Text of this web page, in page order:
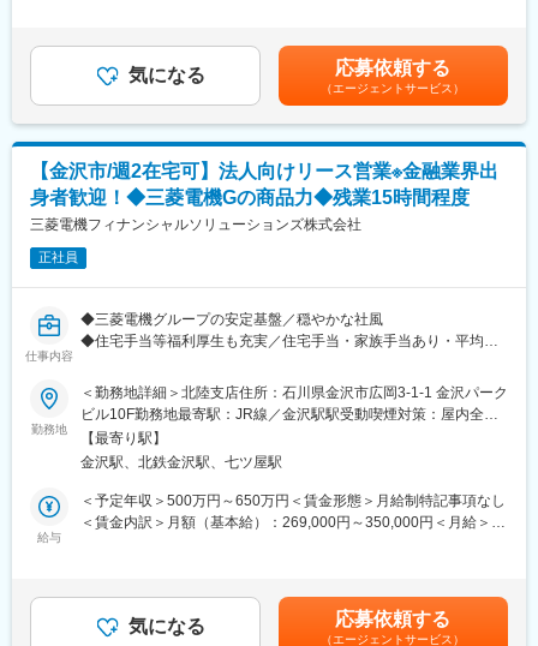
【働きやすい職場環境】
始業時間は業務に応じて調整可能で、イベントに合わせて遅めに
出社するなど、自身のスケジュールを管理しながら働けます。
面接日程やイベントの開催日によっては土日に出勤有（頻度は月1
度程度）その場合には平日に代休を取得可能です。
【キャリアパス】
「担当者→主任→課長代理→課長／担当課長→管理者」などの昇
進が可能。他のコースへ転換する「コース転換制度」や他の部署
・企業経営者との相談・ニーズヒアリング
・保険契約の見直しや更新手続きのサポート
■組織体制：
かんぽ生命の法人営業部門は全国82支店、すべての都道府県に支
店を構えております。チームワークを重視しながら、社員一人ひ
とりが自分の強みを活かしてお客さまに最適な提案を行っていま
す。未経験の方も安心してスタートできるよう、充実した教育カ
リキュラムとサポート体制を整えています。
■キャリアパス：
お客さまサービスの質を高めるキャリアの他に、全社的な視点か
らビジネスを推進、専門性を高めその領域を牽引するキャリア、
なキャリアを描くことができます。
■長期就業が可能な環境：
・平均残業時間9.4時間
・有給休暇取得率96%（1時間単位で取得可）
・育児休業取得率100%
当、都市部に勤務する社員に対する勤務地手当等を支給■詳細は社
内規程に基づき決定します。■昇給：年1回／賞与：年2回賃金は
あくまでも目安の金額であり、選考を通じて上下する可能性があ
ります。月給(月額)は固定手当を含めた表記です。
気になる 応募依頼する
（エージェントサービス）
【金沢市/週2在宅可】法人向けリース営業※金融業界出
身者歓迎！◆三菱電機Gの商品力◆残業15時間程度
三菱電機フィナンシャルソリューションズ株式会社
正社員
仕事内容
◆三菱電機グループの安定基盤／穏やかな社風
◆住宅手当等福利厚生も充実／住宅手当・家族手当あり・平均勤
◆週2回リモート可能／残業平均月15時間程度
当社は総合電機メーカーである三菱電機グループのメンバーとし
て、情報通信機器、厨房機器、エレベーター、空調設備、工作機
械、発電設備など幅広い分野に対するリースサービスを展開して
います。現在では、グループ以外のメーカーや販売店とも提携し
より幅広いサービスを展開しており、業績も好調の安定基盤を有
■業務内容：
勤務地
＜勤務地詳細＞北陸支店住所：石川県金沢市広岡3-1-1 金沢パーク
ビル10F勤務地最寄駅：JR線／金沢駅駅受動喫煙対策：屋内全面
禁煙変更の範囲：会社の定める事業所（リモートワーク含む）
【最寄り駅】
金沢駅、北鉄金沢駅、七ツ屋駅
給与
＜予定年収＞500万円～650万円＜賃金形態＞月給制特記事項なし
＜賃金内訳＞月額（基本給）：269,000円～350,000円＜月給＞
はあくまでも目安の金額であり、選考を通じて上下する可能性が
あります。月給(月額)は固定手当を含めた表記です。
気になる 応募依頼する
（エージェントサービス）